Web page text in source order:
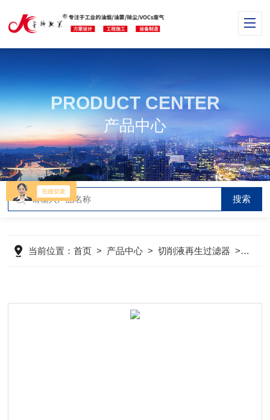
PRODUCT CENTER
产品中心
当前位置：首页 > 产品中心 >切削液再生过滤器 > 切削